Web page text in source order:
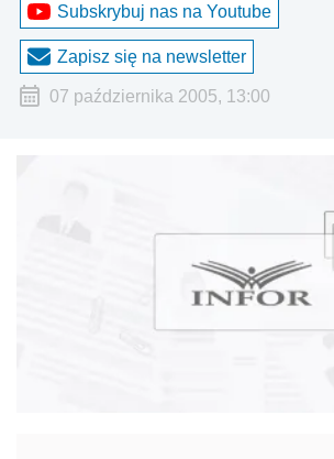
Subskrybuj nas na Youtube
Zapisz się na newsletter
07 października 2005, 13:00